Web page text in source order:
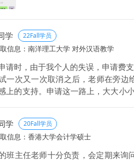
学 22Fall学员
信息：南洋理工大学 对外汉语教学
请时，由于我个人的失误，申请费
一次又一次取消之后，老师在旁
上的支持。申请这一路上，大大小
学 20Fall学员
信息：香港大学会计学硕士
班主任老师十分负责，会定期来询